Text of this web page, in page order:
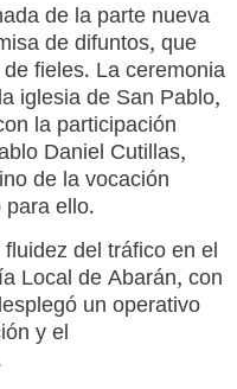
de la parte nueva
de difuntos, que
fieles. La ceremonia
iglesia de San Pablo,
la participación
Daniel Cutillas,
de la vocación
ello.
del tráfico en el
Local de Abarán, con
un operativo
y el